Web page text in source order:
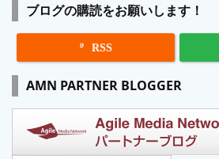
ブログの購読をお願いします！
 RSS
AMN PARTNER BLOGGER